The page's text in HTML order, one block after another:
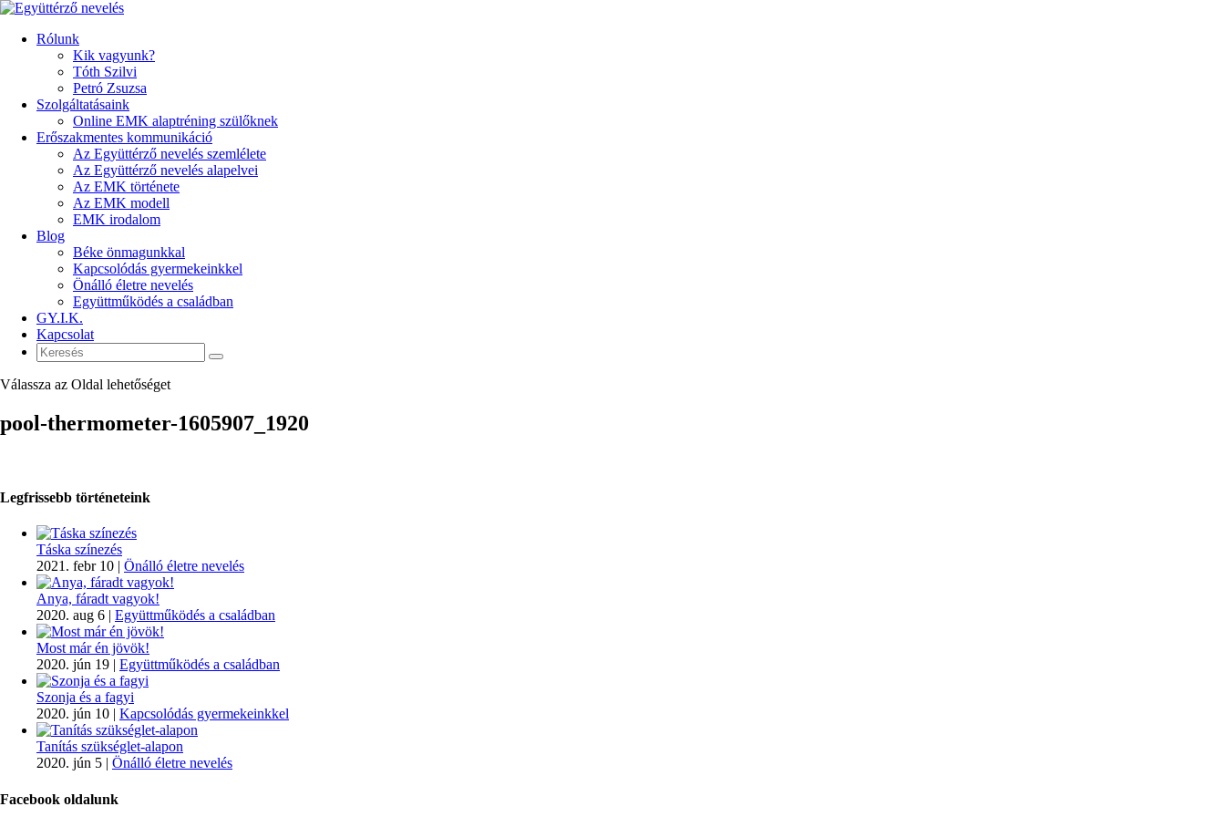
Rólunk
Kik vagyunk?
Tóth Szilvi
Petró Zsuzsa
Szolgáltatásaink
Online EMK alaptréning szülőknek
Erőszakmentes kommunikáció
Az Együttérző nevelés szemlélete
Az Együttérző nevelés alapelvei
Az EMK története
Az EMK modell
EMK irodalom
Blog
Béke önmagunkkal
Kapcsolódás gyermekeinkkel
Önálló életre nevelés
Együttműködés a családban
GY.I.K.
Kapcsolat
Válassza az Oldal lehetőséget
pool-thermometer-1605907_1920
Legfrissebb történeteink
Táska színezés
2021. febr 10 | Önálló életre nevelés
Anya, fáradt vagyok!
2020. aug 6 | Együttműködés a családban
Most már én jövök!
2020. jún 19 | Együttműködés a családban
Szonja és a fagyi
2020. jún 10 | Kapcsolódás gyermekeinkkel
Tanítás szükséglet-alapon
2020. jún 5 | Önálló életre nevelés
Facebook oldalunk